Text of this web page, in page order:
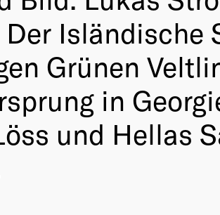
Isländische
Grünen
in
und Hellas